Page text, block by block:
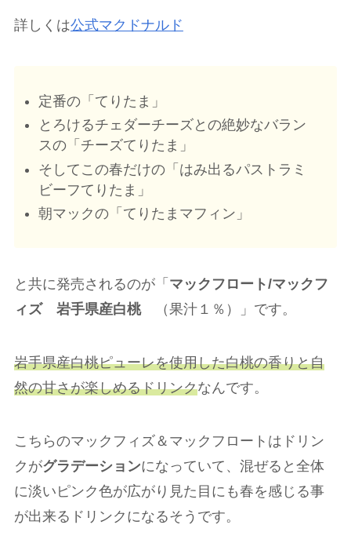
詳しくは公式マクドナルド
定番の「てりたま」
とろけるチェダーチーズとの絶妙なバラン
スの「チーズてりたま」
そしてこの春だけの「はみ出るパストラミ
ビーフてりたま」
朝マックの「てりたまマフィン」
と共に発売されるのが「 マックフロート/マックフ
ィズ 岩手県産白桃（果汁１％）」です。
岩手県産白桃ピューレを使用した白桃の香りと自
然の甘さが楽しめるドリンクなんです。
こちらのマックフィズ＆マックフロートはドリン
クがグラデーションになっていて、混ぜると全体
に淡いピンク色が広がり見た目にも春を感じる事
が出来るドリンクになるそうです。